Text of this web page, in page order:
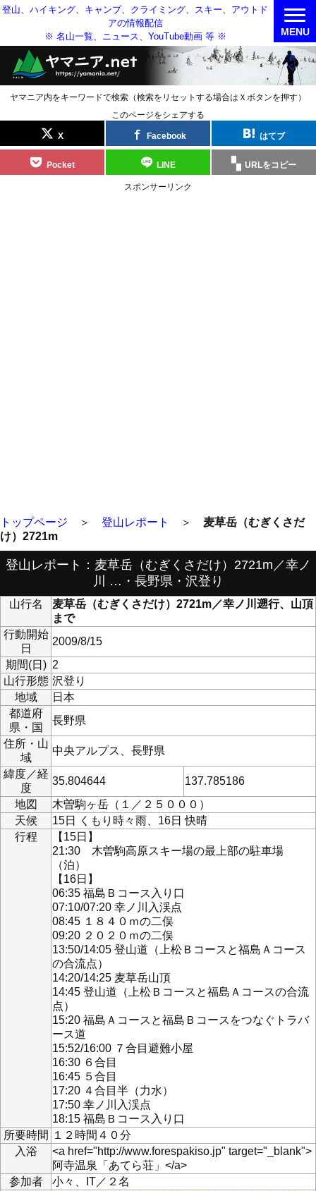
登山、ハイキング、キャンプ、クライミング、スキー、アウトド
アの情報配信
※ 名山一覧、ニュース、YouTube動画 等 ※
ヤマニア内をキーワードで検索（検索をリセットする場合はＸボタンを押す）
MENU
このページをシェアする
X Facebook はてブ
Pocket LINE URLをコピー
スポンサーリンク
トップページ ＞ 登山レポート ＞ 麦草岳（むぎくさだ
け）2721m
登山レポート：麦草岳（むぎくさだけ）2721m／幸ノ
川 …・長野県・沢登り
山行名
麦草岳（むぎくさだけ）2721m／幸ノ川遡行、山頂
まで
行動開始
日
2009/8/15
期間(日) 2
山行形態 沢登り
地域
日本
都道府
県・国
長野県
住所・山
域
中央アルプス、長野県
緯度／経
度
35.804644
137.785186
地図
木曽駒ヶ岳（１／２５０００）
天候
15日 くもり時々雨、16日 快晴
行程
【15日】
21:30 木曽駒高原スキー場の最上部の駐車場
（泊）
【16日】
06:35 福島Ｂコース入り口
07:10/07:20 幸ノ川入渓点
08:45 １８４０ｍの二俣
09:20 ２０２０ｍの二俣
13:50/14:05 登山道（上松Ｂコースと福島Ａコース
の合流点）
14:20/14:25 麦草岳山頂
14:45 登山道（上松Ｂコースと福島Ａコースの合流
点）
15:20 福島Ａコースと福島Ｂコースをつなぐトラバ
ース道
15:52/16:00 ７合目避難小屋
16:30 ６合目
16:45 ５合目
17:20 ４合目半（力水）
17:50 幸ノ川入渓点
18:15 福島Ｂコース入り口
所要時間
１２時間４０分
入浴
<a href="http://www.forespakiso.jp" target="_blank">
阿寺温泉「あてら荘」</a>
参加者
小々、IT／２名